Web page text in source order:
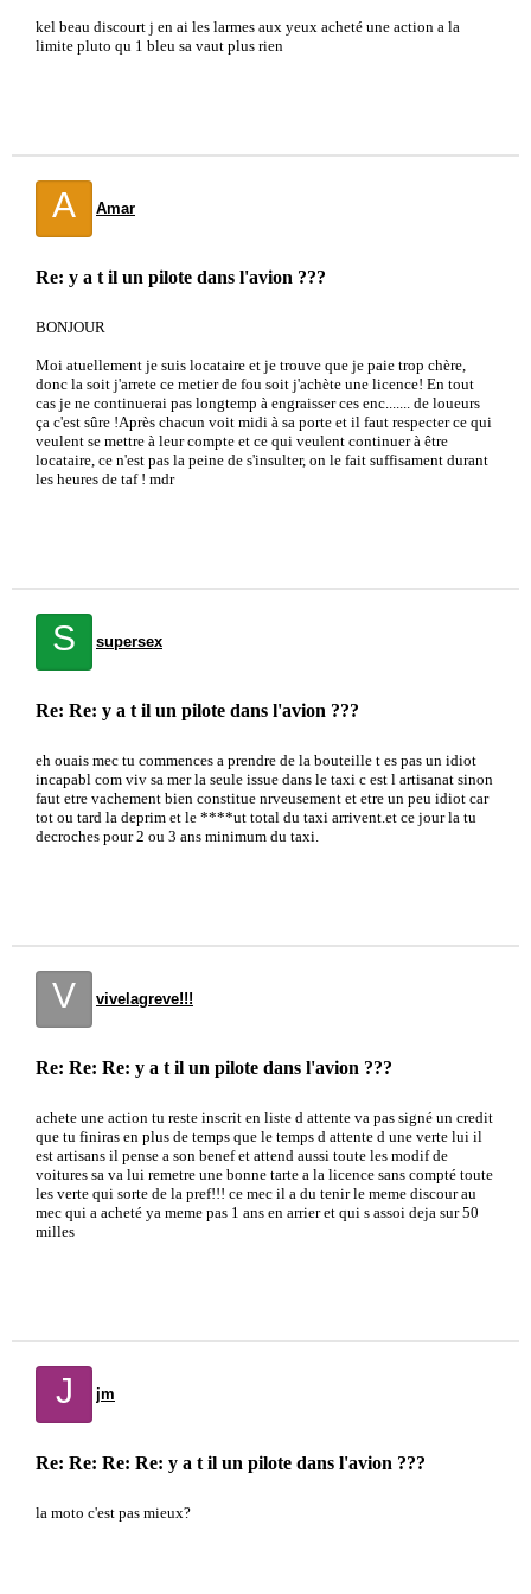
kel beau discourt j en ai les larmes aux yeux acheté une action a la
limite pluto qu 1 bleu sa vaut plus rien
A Amar
Re: y a t il un pilote dans l'avion ???
BONJOUR
Moi atuellement je suis locataire et je trouve que je paie trop chère,
donc la soit j'arrete ce metier de fou soit j'achète une licence! En tout
cas je ne continuerai pas longtemp à engraisser ces enc....... de loueurs
ça c'est sûre !Après chacun voit midi à sa porte et il faut respecter ce qui
veulent se mettre à leur compte et ce qui veulent continuer à être
locataire, ce n'est pas la peine de s'insulter, on le fait suffisament durant
les heures de taf ! mdr
S supersex
Re: Re: y a t il un pilote dans l'avion ???
eh ouais mec tu commences a prendre de la bouteille t es pas un idiot
incapabl com viv sa mer la seule issue dans le taxi c est l artisanat sinon
faut etre vachement bien constitue nrveusement et etre un peu idiot car
tot ou tard la deprim et le ****ut total du taxi arrivent.et ce jour la tu
decroches pour 2 ou 3 ans minimum du taxi.
V vivelagreve!!!
Re: Re: Re: y a t il un pilote dans l'avion ???
achete une action tu reste inscrit en liste d attente va pas signé un credit
que tu finiras en plus de temps que le temps d attente d une verte lui il
est artisans il pense a son benef et attend aussi toute les modif de
voitures sa va lui remetre une bonne tarte a la licence sans compté toute
les verte qui sorte de la pref!!! ce mec il a du tenir le meme discour au
mec qui a acheté ya meme pas 1 ans en arrier et qui s assoi deja sur 50
milles
J jm
Re: Re: Re: Re: y a t il un pilote dans l'avion ???
la moto c'est pas mieux?